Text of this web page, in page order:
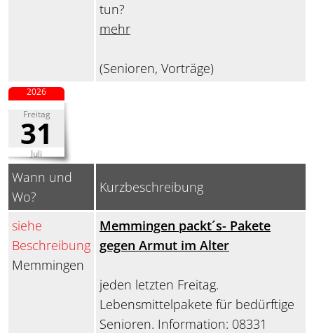
tun?
mehr
(Senioren, Vorträge)
Freitag
31
Juli
2026
Wann und
Wo?
Kurzbeschreibung
siehe
Beschreibung
Memmingen
Memmingen packt´s- Pakete
gegen Armut im Alter
jeden letzten Freitag.
Lebensmittelpakete für bedürftige
Senioren. Information: 08331